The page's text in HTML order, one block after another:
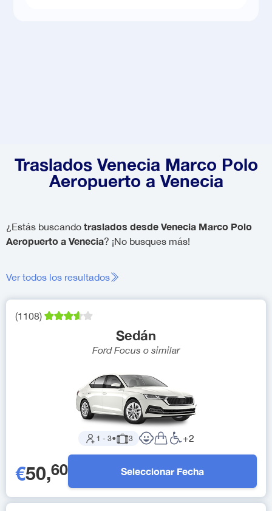
Traslados Venecia Marco Polo
Aeropuerto a Venecia
¿Estás buscando traslados desde Venecia Marco Polo
Aeropuerto a Venecia? ¡No busques más!
Ver todos los resultados
(1108)
Sedán
Ford Focus o similar
1 - 3● 3 +2
€50,60 Seleccionar Fecha